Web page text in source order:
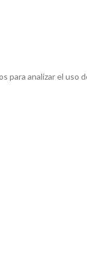
para analizar el